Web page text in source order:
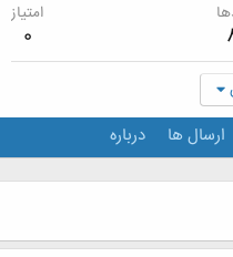
امتیاز
0
ارسال ها درباره